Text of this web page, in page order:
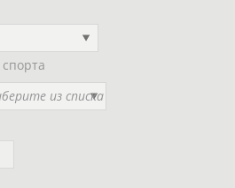
из списка